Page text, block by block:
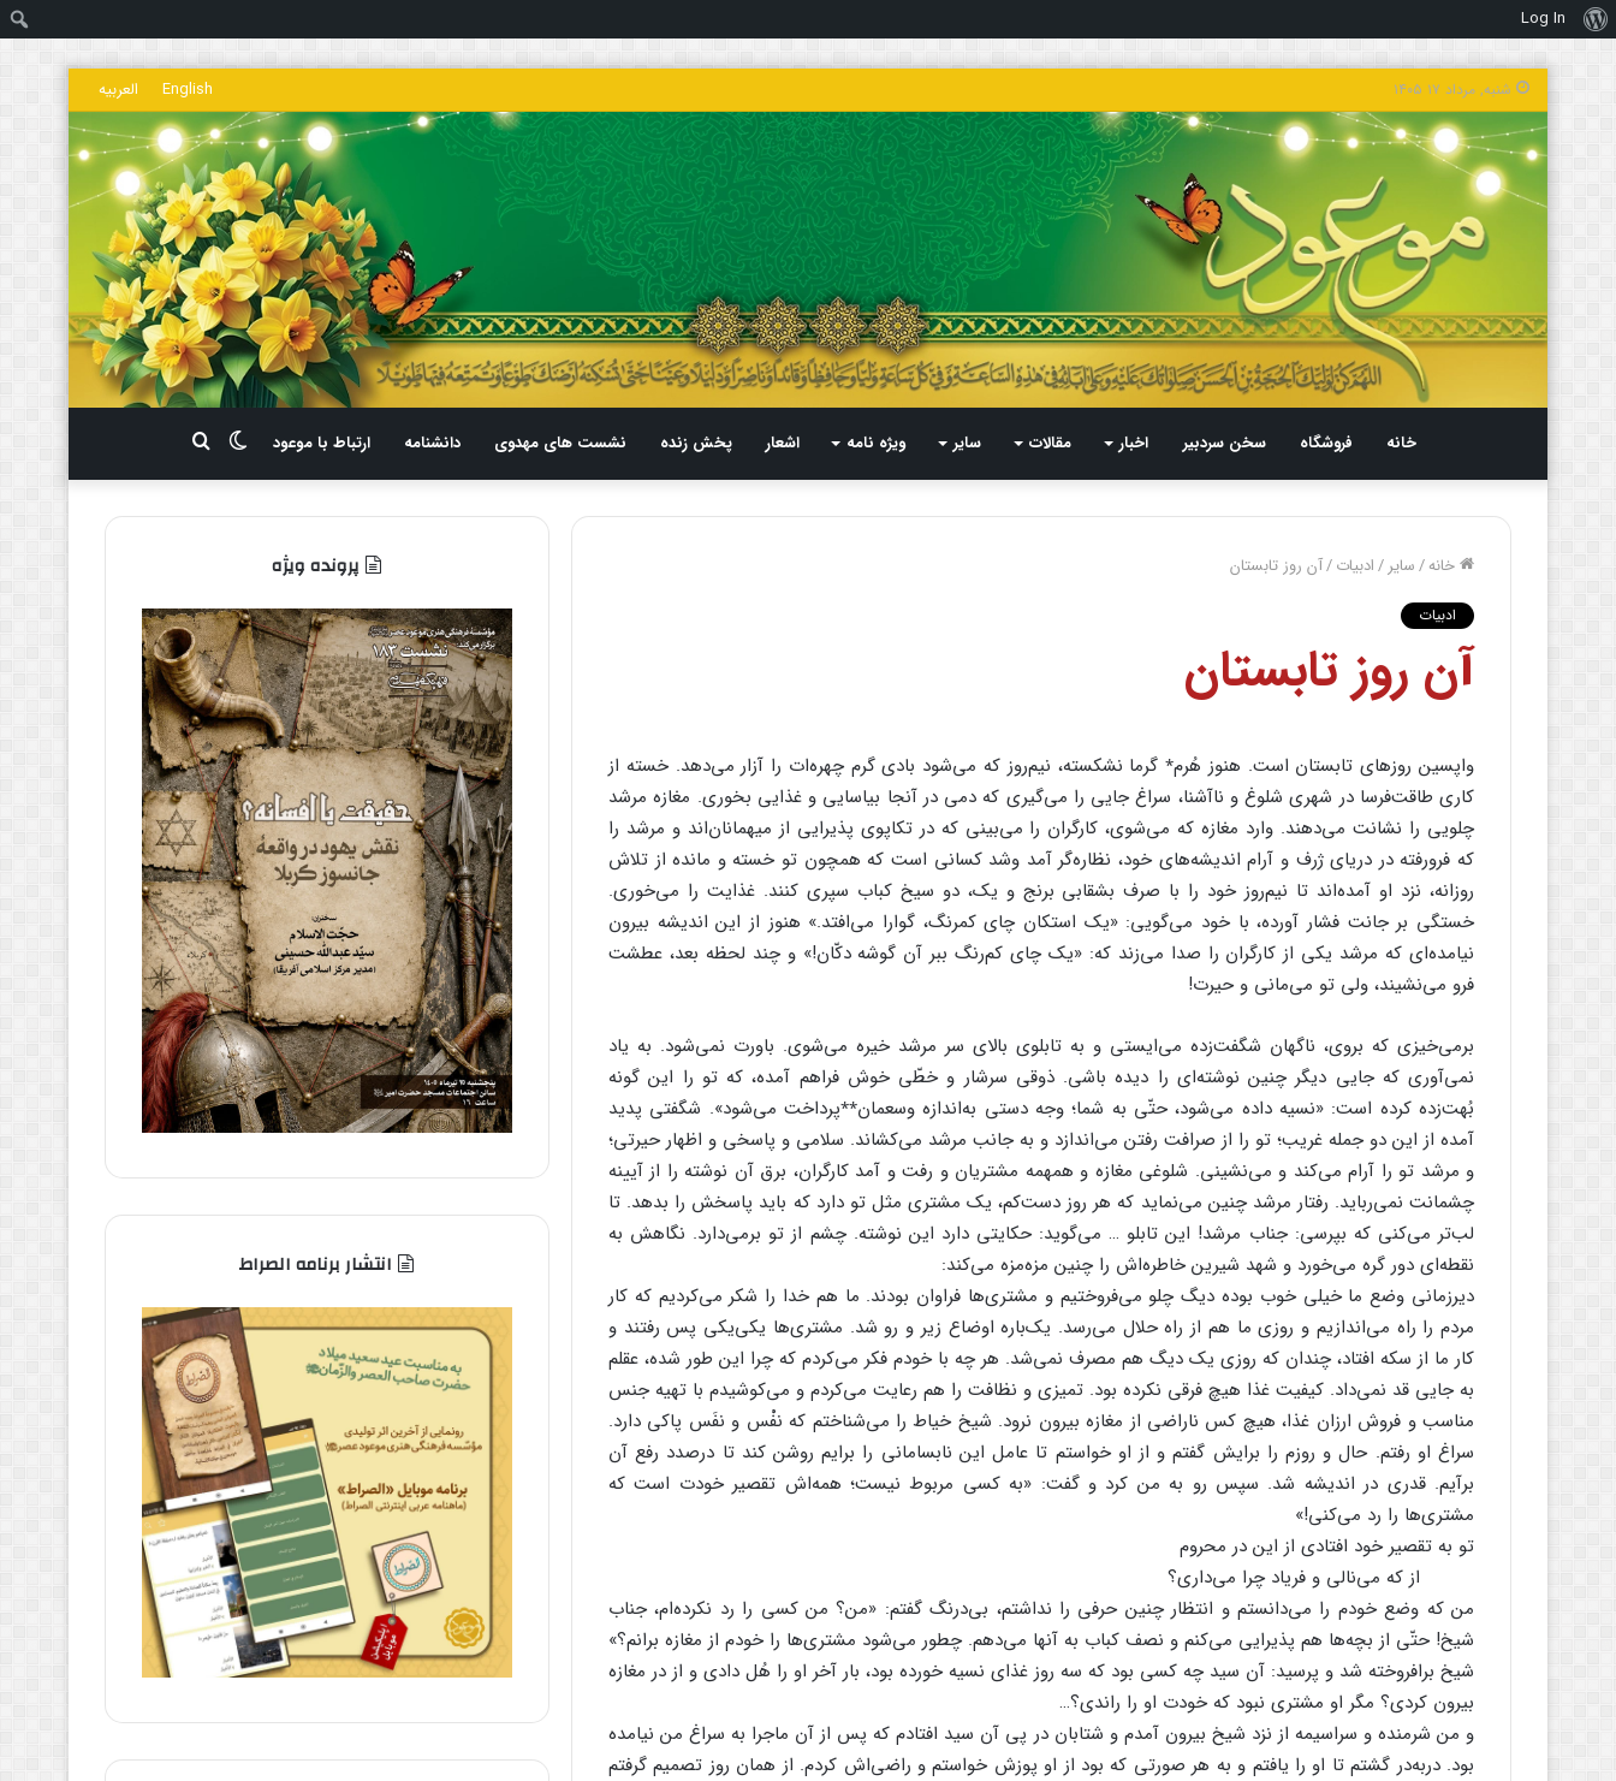
درباره
وردپرس
Log In
شنبه, مرداد ۱۷ ۱۴۰۵ English العربیه
خانه فروشگاه سخن سردبیر اخبار مقالات سایر ویژه نامه اشعار پخش زنده نشست های مهدوی دانشنامه ارتباط با موعود
برای
تغییر
پوسته
خانه/سایر /ادبیات/آن روز تابستان
ادبیات
آن روز تابستان
واپسین روزهای تابستان است. هنوز هُرم٭ گرما نشکسته، نیم‌روز که می‌شود بادی گرم چهره‌ات را آزار می‌دهد. خسته از
کاری طاقت‌فرسا در شهری شلوغ و ناآشنا، سراغ جایی را می‌گیری که دمی در آنجا بیاسایی و غذایی بخوری. مغازه مرشد
چلویی را نشانت می‌دهند. وارد مغازه که می‌شوی، کارگران را می‌بینی که در تکاپوی پذیرایی از میهمانان‌اند و مرشد را
که فرورفته در دریای ژرف و آرام اندیشه‌های خود، نظاره‌گر آمد وشد کسانی است که همچون تو خسته و مانده از تلاش
روزانه، نزد او آمده‌اند تا نیم‌روز خود را با صرف بشقابی برنج و یک، دو سیخ کباب سپری کنند. غذایت را می‌خوری.
خستگی بر جانت فشار آورده، با خود می‌گویی: «یک استکان چای کمرنگ، گوارا می‌افتد.» هنوز از این اندیشه بیرون
نیامده‌ای که مرشد یکی از کارگران را صدا می‌زند که: «یک چای کم‌رنگ ببر آن گوشه دکّان!» و چند لحظه بعد، عطشت
فرو می‌نشیند، ولی تو می‌مانی و حیرت!
برمی‌خیزی که بروی، ناگهان شگفت‌زده می‌ایستی و به تابلوی بالای سر مرشد خیره می‌شوی. باورت نمی‌شود. به یاد
نمی‌آوری که جایی دیگر چنین نوشته‌ای را دیده باشی. ذوقی سرشار و خطّی خوش فراهم آمده، که تو را این گونه
بُهت‌زده کرده است: «نسیه داده می‌شود، حتّی به شما؛ وجه دستی به‌اندازه وسعمان٭٭پرداخت می‌شود». شگفتی پدید
آمده از این دو جمله غریب؛ تو را از صرافت رفتن می‌اندازد و به جانب مرشد می‌کشاند. سلامی و پاسخی و اظهار حیرتی؛
و مرشد تو را آرام می‌کند و می‌نشینی. شلوغی مغازه و همهمه مشتریان و رفت و آمد کارگران، برق آن نوشته را از آیینه
چشمانت نمی‌رباید. رفتار مرشد چنین می‌نماید که هر روز دست‌کم، یک مشتری مثل تو دارد که باید پاسخش را بدهد. تا
لب‌تر می‌کنی که بپرسی: جناب مرشد! این تابلو … می‌گوید: حکایتی دارد این نوشته. چشم از تو برمی‌دارد. نگاهش به
نقطه‌ای دور گره می‌خورد و شهد شیرین خاطره‌اش را چنین مزه‌مزه می‌کند:
دیرزمانی وضع ما خیلی خوب بوده دیگ چلو می‌فروختیم و مشتری‌ها فراوان بودند. ما هم خدا را شکر می‌کردیم که کار
مردم را راه می‌اندازیم و روزی ما هم از راه حلال می‌رسد. یک‌باره اوضاع زیر و رو شد. مشتری‌ها یکی‌یکی پس رفتند و
کار ما از سکه افتاد، چندان که روزی یک دیگ هم مصرف نمی‌شد. هر چه با خودم فکر می‌کردم که چرا این طور شده، عقلم
به جایی قد نمی‌داد. کیفیت غذا هیچ فرقی نکرده بود. تمیزی و نظافت را هم رعایت می‌کردم و می‌کوشیدم با تهیه جنس
مناسب و فروش ارزان غذا، هیچ کس ناراضی از مغازه بیرون نرود. شیخ خیاط را می‌شناختم که نفْس و نفَس پاکی دارد.
سراغ او رفتم. حال و روزم را برایش گفتم و از او خواستم تا عامل این نابسامانی را برایم روشن کند تا درصدد رفع آن
برآیم. قدری در اندیشه شد. سپس رو به من کرد و گفت: «به کسی مربوط نیست؛ همه‌اش تقصیر خودت است که
مشتری‌ها را رد می‌کنی!»
تو به تقصیر خود افتادی از این در محروم
از که می‌نالی و فریاد چرا می‌داری؟
من که وضع خودم را می‌دانستم و انتظار چنین حرفی را نداشتم، بی‌درنگ گفتم: «من؟ من کسی را رد نکرده‌ام، جناب
شیخ! حتّی از بچه‌ها هم پذیرایی می‌کنم و نصف کباب به آنها می‌دهم. چطور می‌شود مشتری‌ها را خودم از مغازه برانم؟»
شیخ برافروخته شد و پرسید: آن سید چه کسی بود که سه روز غذای نسیه خورده بود، بار آخر او را هُل دادی و از در مغازه
بیرون کردی؟ مگر او مشتری نبود که خودت او را راندی؟…
و من شرمنده و سراسیمه از نزد شیخ بیرون آمدم و شتابان در پی آن سید افتادم که پس از آن ماجرا به سراغ من نیامده
بود. دربه‌در گشتم تا او را یافتم و به هر صورتی که بود از او پوزش خواستم و راضی‌اش کردم. از همان روز تصمیم گرفتم
پرونده ویژه
انتشار برنامه الصراط